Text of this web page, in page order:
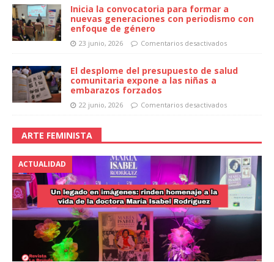
Inicia la convocatoria para formar a
nuevas generaciones con periodismo con
enfoque de género
23 junio, 2026 Comentarios desactivados
El desplome del presupuesto de salud
comunitaria expone a las niñas a
embarazos forzados
22 junio, 2026 Comentarios desactivados
ARTE FEMINISTA
ACTUALIDAD